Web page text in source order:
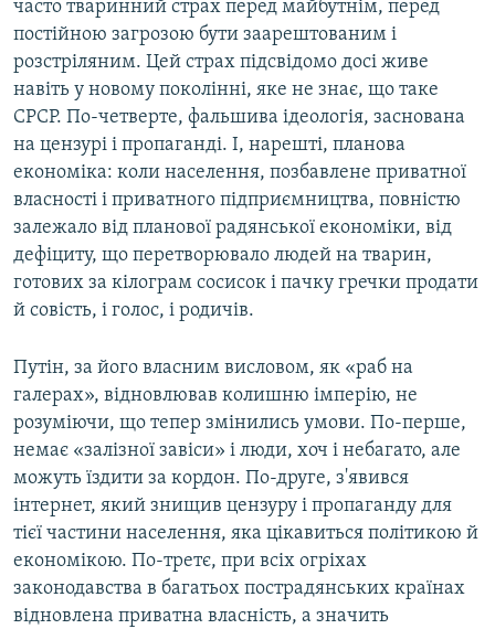
часто тваринний страх перед майбутнім, перед
постійною загрозою бути заарештованим і
розстріляним. Цей страх підсвідомо досі живе
навіть у новому поколінні, яке не знає, що таке
СРСР. По-четверте, фальшива ідеологія, заснована
на цензурі і пропаганді. І, нарешті, планова
економіка: коли населення, позбавлене приватної
власності і приватного підприємництва, повністю
залежало від планової радянської економіки, від
дефіциту, що перетворювало людей на тварин,
готових за кілограм сосисок і пачку гречки продати
й совість, і голос, і родичів.
Путін, за його власним висловом, як «раб на
галерах», відновлював колишню імперію, не
розуміючи, що тепер змінились умови. По-перше,
немає «залізної завіси» і люди, хоч і небагато, але
можуть їздити за кордон. По-друге, з'явився
інтернет, який знищив цензуру і пропаганду для
тієї частини населення, яка цікавиться політикою й
економікою. По-третє, при всіх огріхах
законодавства в багатьох пострадянських країнах
відновлена приватна власність, а значить